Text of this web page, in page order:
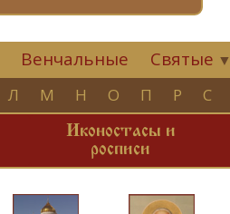
Венчальные Святые ▼
Л М Н О П Р С
Иконостасы и
росписи